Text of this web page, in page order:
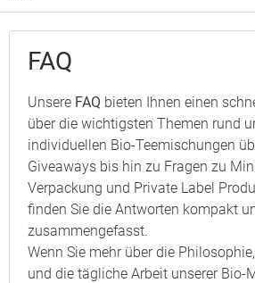
FAQ
Unsere FAQ bieten Ihnen einen
über die wichtigsten Themen rund
individuellen Bio-Teemischungen
Giveaways bis hin zu Fragen zu
Verpackung und Private Label
finden Sie die Antworten kompakt
zusammengefasst.
Wenn Sie mehr über die
und die tägliche Arbeit unserer Bio-